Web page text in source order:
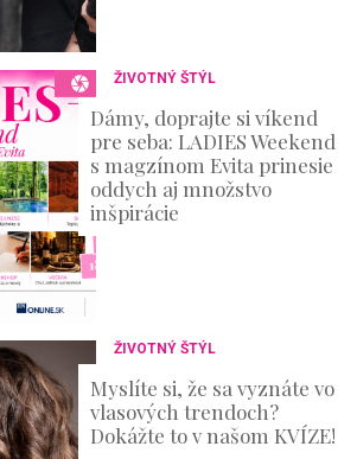
ŽIVOTNÝ ŠTÝL
Dámy, doprajte si víkend
pre seba: LADIES Weekend
s magzínom Evita prinesie
oddych aj množstvo
inšpirácie
ŽIVOTNÝ ŠTÝL
Myslíte si, že sa vyznáte vo
vlasových trendoch?
Dokážte to v našom KVÍZE!